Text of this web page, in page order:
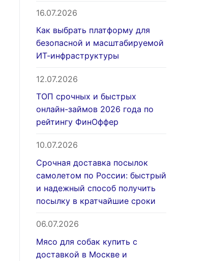
16.07.2026
Как выбрать платформу для
безопасной и масштабируемой
ИТ-инфраструктуры
12.07.2026
ТОП срочных и быстрых
онлайн-займов 2026 года по
рейтингу ФинОффер
10.07.2026
Срочная доставка посылок
самолетом по России: быстрый
и надежный способ получить
посылку в кратчайшие сроки
06.07.2026
Мясо для собак купить с
доставкой в Москве и